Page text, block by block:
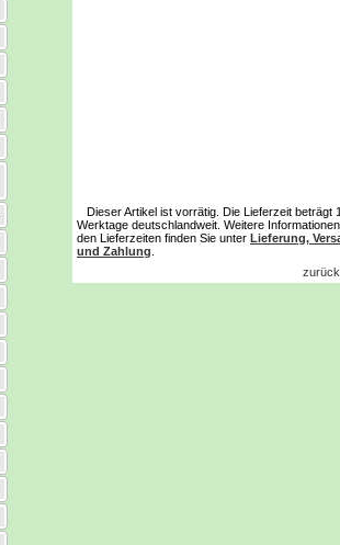
Dieser Artikel ist vorrätig. Die Lieferzeit beträgt
Werktage deutschlandweit. Weitere
den Lieferzeiten finden Sie unter Lieferung,
und Zahlung